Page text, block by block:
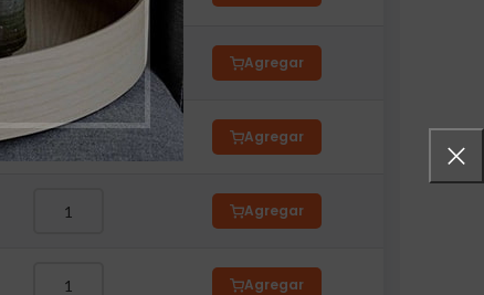
Agregar
Agregar
Agregar
Agregar